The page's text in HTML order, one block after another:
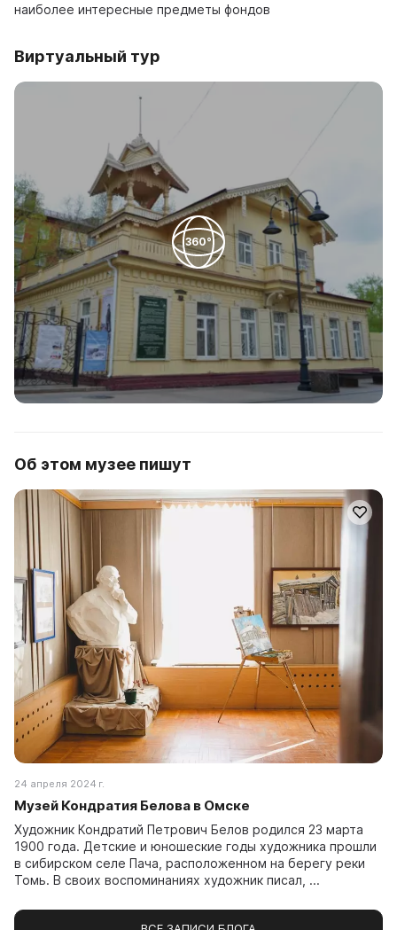
наиболее интересные предметы фондов
Виртуальный тур
360°
Об этом музее пишут
24 апреля 2024 г.
Музей Кондратия Белова в Омске
Художник Кондратий Петрович Белов родился 23 марта
1900 года. Детские и юношеские годы художника прошли
в сибирском селе Пача, расположенном на берегу реки
Томь. В своих воспоминаниях художник писал, ...